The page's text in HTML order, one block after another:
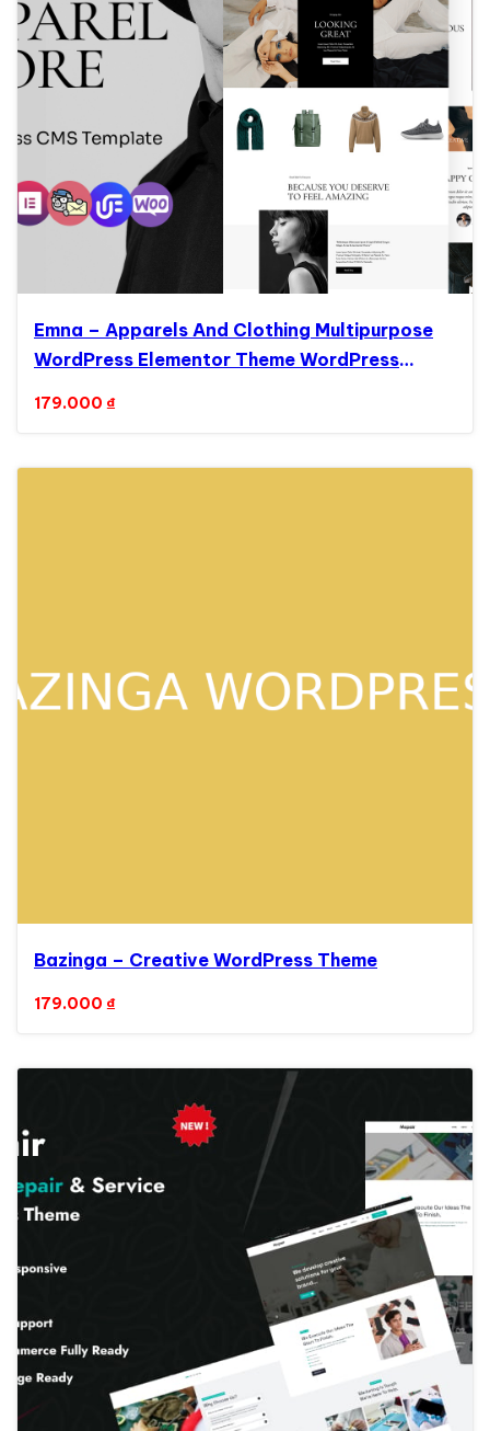
Emna – Apparels And Clothing Multipurpose
WordPress Elementor Theme WordPress
179.000 ₫
Bazinga – Creative WordPress Theme
179.000 ₫